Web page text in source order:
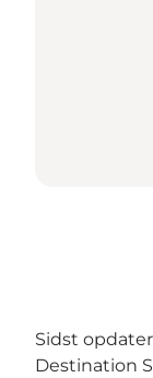
Sidst
Destination